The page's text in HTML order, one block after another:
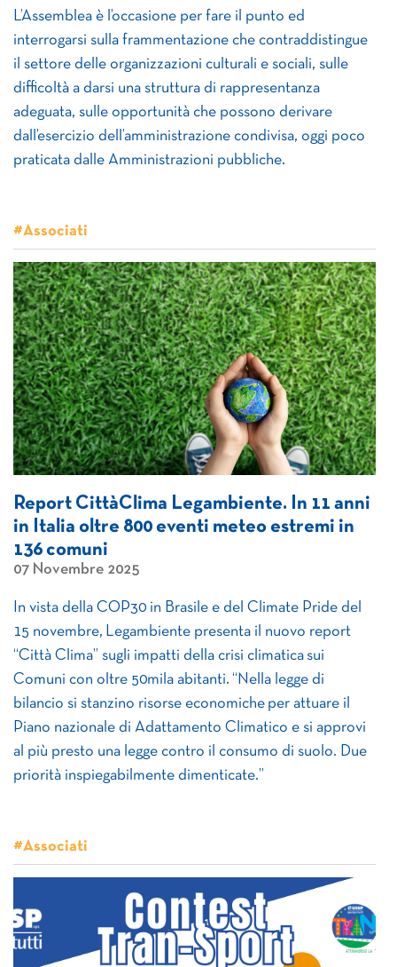
L’Assemblea è l’occasione per fare il punto ed
interrogarsi sulla frammentazione che contraddistingue
il settore delle organizzazioni culturali e sociali, sulle
difficoltà a darsi una struttura di rappresentanza
adeguata, sulle opportunità che possono derivare
dall’esercizio dell’amministrazione condivisa, oggi poco
praticata dalle Amministrazioni pubbliche.
#Associati
Report CittàClima Legambiente. In 11 anni
in Italia oltre 800 eventi meteo estremi in
136 comuni
07 Novembre 2025
In vista della COP30 in Brasile e del Climate Pride del
15 novembre, Legambiente presenta il nuovo report
“Città Clima” sugli impatti della crisi climatica sui
Comuni con oltre 50mila abitanti. “Nella legge di
bilancio si stanzino risorse economiche per attuare il
Piano nazionale di Adattamento Climatico e si approvi
al più presto una legge contro il consumo di suolo. Due
priorità inspiegabilmente dimenticate.”
#Associati